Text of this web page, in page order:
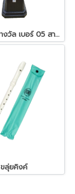
No.5 ถ้วยรางวัล เบอร์ 05 สามารถเลือกชนิดหัวรางวัลได้
ขลุ่ยคิงค์